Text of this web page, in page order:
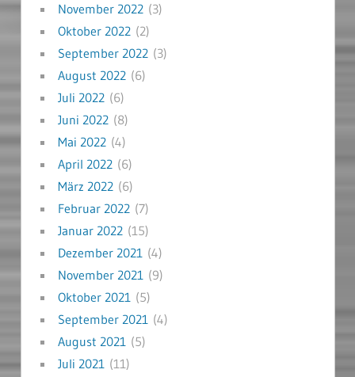
November 2022(3)
Oktober 2022(2)
September 2022(3)
August 2022(6)
Juli 2022(6)
Juni 2022(8)
Mai 2022(4)
April 2022(6)
März 2022(6)
Februar 2022(7)
Januar 2022(15)
Dezember 2021(4)
November 2021(9)
Oktober 2021(5)
September 2021(4)
August 2021(5)
Juli 2021(11)